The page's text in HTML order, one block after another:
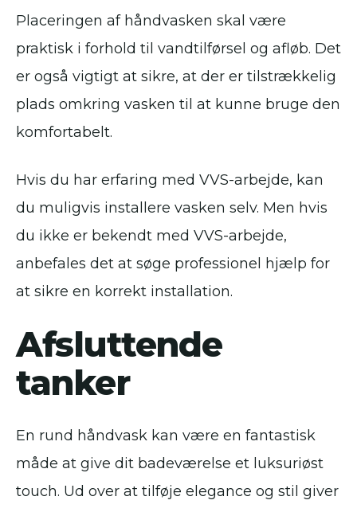
Placeringen af ​​håndvasken skal være
praktisk i forhold til vandtilførsel og afløb. Det
er også vigtigt at sikre, at der er tilstrækkelig
plads omkring vasken til at kunne bruge den
komfortabelt.
Hvis du har erfaring med VVS-arbejde, kan
du muligvis installere vasken selv. Men hvis
du ikke er bekendt med VVS-arbejde,
anbefales det at søge professionel hjælp for
at sikre en korrekt installation.
Afsluttende
tanker
En rund håndvask kan være en fantastisk
måde at give dit badeværelse et luksuriøst
touch. Ud over at tilføje elegance og stil giver